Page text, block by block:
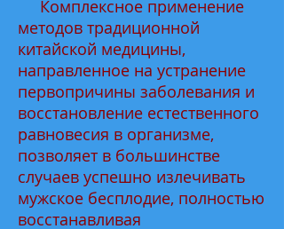
Комплексное применение
методов традиционной
китайской медицины,
направленное на устранение
первопричины заболевания и
восстановление естественного
равновесия в организме,
позволяет в большинстве
случаев успешно излечивать
мужское бесплодие, полностью
восстанавливая